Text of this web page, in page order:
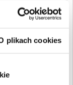
plikach cookies
Data
publikacji
2021